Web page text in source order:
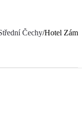
Čechy/Hotel